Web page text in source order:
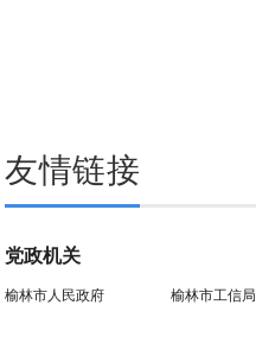
友情链接
党政机关
榆林市人民政府 榆林市工信局